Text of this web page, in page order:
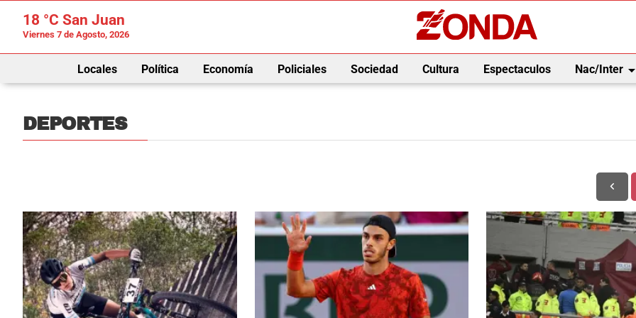
18 °C San Juan
Viernes 7 de Agosto, 2026
Locales Política Economía Policiales Sociedad Cultura Espectaculos Nac/Interarrow_drop_down
DEPORTES